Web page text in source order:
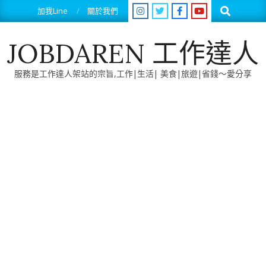
to
加我Line 關於我們 Search
JOBDAREN 工作達人
服務是工作達人架站的宗旨,工作|生活| 美食|旅遊|省錢～愛分享